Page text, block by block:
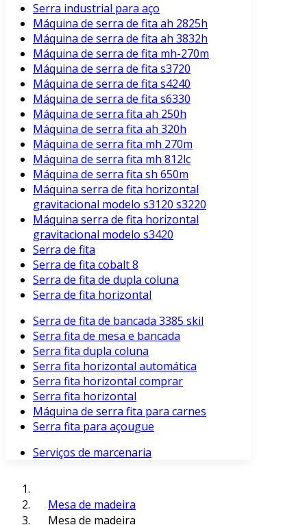
Serra industrial para aço
Máquina de serra de fita ah 2825h
Máquina de serra de fita ah 3832h
Máquina de serra de fita mh-270m
Máquina de serra de fita s3720
Máquina de serra de fita s4240
Máquina de serra de fita s6330
Máquina de serra fita ah 250h
Máquina de serra fita ah 320h
Máquina de serra fita mh 270m
Máquina de serra fita mh 812lc
Máquina de serra fita sh 650m
Máquina serra de fita horizontal
gravitacional modelo s3120 s3220
Máquina serra de fita horizontal
gravitacional modelo s3420
Serra de fita
Serra de fita cobalt 8
Serra de fita de dupla coluna
Serra de fita horizontal
Serra de fita de bancada 3385 skil
Serra fita de mesa e bancada
Serra fita dupla coluna
Serra fita horizontal automática
Serra fita horizontal comprar
Serra fita horizontal
Máquina de serra fita para carnes
Serra fita para açougue
Serviços de marcenaria
Mesa de madeira
Mesa de madeira